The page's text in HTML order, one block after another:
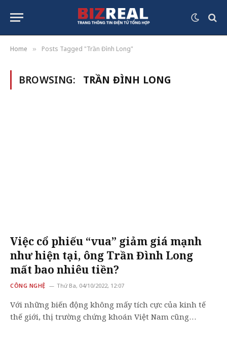
Home » Posts Tagged "Trần Đình Long"
BROWSING: TRẦN ĐÌNH LONG
Việc cổ phiếu “vua” giảm giá mạnh
như hiện tại, ông Trần Đình Long
mất bao nhiêu tiền?
CÔNG NGHỆ Thứ Ba, 04/10/2022, 12:07
Với những biến động không mấy tích cực của kinh tế
thế giới, thị trường chứng khoán Việt Nam cũng…